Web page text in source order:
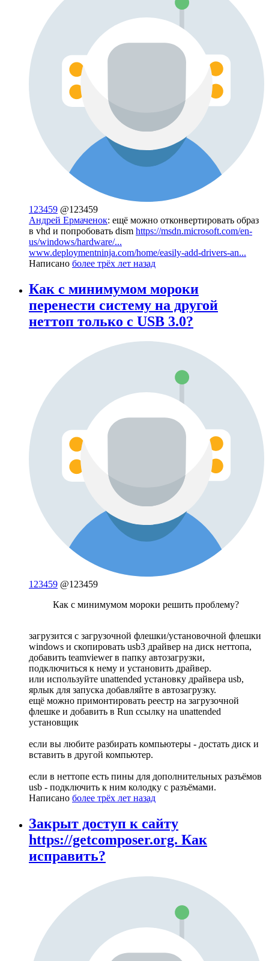
123459 @123459
Андрей Ермаченок: ещё можно отконвертировать образ
в vhd и попробовать dism https://msdn.microsoft.com/en-
us/windows/hardware/...
www.deploymentninja.com/home/easily-add-drivers-an...
Написано более трёх лет назад
Как с минимумом мороки
перенести систему на другой
неттоп только с USB 3.0?
123459 @123459
Как с минимумом мороки решить проблему?
загрузится с загрузочной флешки/установочной флешки
windows и скопировать usb3 драйвер на диск неттопа,
добавить teamviewer в папку автозагрузки,
подключиться к нему и установить драйвер.
или используйте unattended установку драйвера usb,
ярлык для запуска добавляйте в автозагрузку.
ещё можно примонтировать реестр на загрузочной
флешке и добавить в Run ссылку на unattended
установщик
если вы любите разбирать компьютеры - достать диск и
вставить в другой компьютер.
если в неттопе есть пины для дополнительных разъёмов
usb - подключить к ним колодку с разъёмами.
Написано более трёх лет назад
Закрыт доступ к сайту
https://getcomposer.org. Как
исправить?